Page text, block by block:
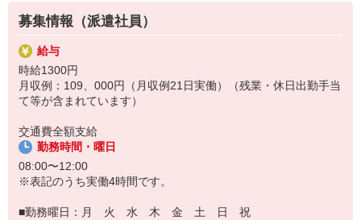
登録方法は、【オンライン】【電話】【登録会来場】の3つから
選べます♪
★★履歴書・証明写真は不要！★★
また、ご登録済の方はお仕事の紹介がスムーズです。
ご応募お待ちしています。
募集情報（派遣社員）
給与
時給1300円
月収例：109、000円（月収例21日実働）（残業・休日出勤手当
て等が含まれています）
交通費全額支給
勤務時間・曜日
08:00〜12:00
※表記のうち実働4時間です。
■勤務曜日：月 火 水 木 金 土 日 祝